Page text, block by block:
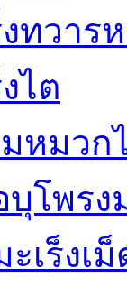
ทวาร
ไต
มหมวก
บุโพร
เร็งเ